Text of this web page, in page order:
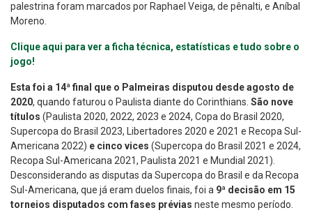
palestrina foram marcados por Raphael Veiga, de pênalti, e Aníbal
Moreno.
Clique aqui para ver a ficha técnica, estatísticas e tudo sobre o
jogo!
Esta foi a 14ª final que o Palmeiras disputou desde agosto de
2020, quando faturou o Paulista diante do Corinthians. São nove
títulos (Paulista 2020, 2022, 2023 e 2024, Copa do Brasil 2020,
Supercopa do Brasil 2023, Libertadores 2020 e 2021 e Recopa Sul-
Americana 2022) e cinco vices (Supercopa do Brasil 2021 e 2024,
Recopa Sul-Americana 2021, Paulista 2021 e Mundial 2021).
Desconsiderando as disputas da Supercopa do Brasil e da Recopa
Sul-Americana, que já eram duelos finais, foi a 9ª decisão em 15
torneios disputados com fases prévias neste mesmo período.